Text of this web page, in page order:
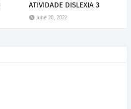
ATIVIDADE DISLEXIA 3
June 20, 2022